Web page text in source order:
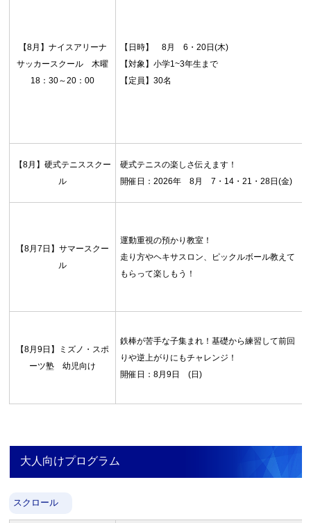
【8月】ナイスアリーナ
サッカースクール 木曜
18：30～20：00
【日時】 8月 6・20日(木)
【対象】小学1~3年生まで
【定員】30名
【8月】硬式テニススクー
ル
硬式テニスの楽しさ伝えます！
開催日：2026年 8月 7・14・21・28日(金)
【8月7日】サマースクー
ル
運動重視の預かり教室！
走り方やヘキサスロン、ピックルボール教えて
もらって楽しもう！
【8月9日】ミズノ・スポ
ーツ塾 幼児向け
鉄棒が苦手な子集まれ！基礎から練習して前回
りや逆上がりにもチャレンジ！
開催日：8月9日 (日)
大人向けプログラム
スクロール